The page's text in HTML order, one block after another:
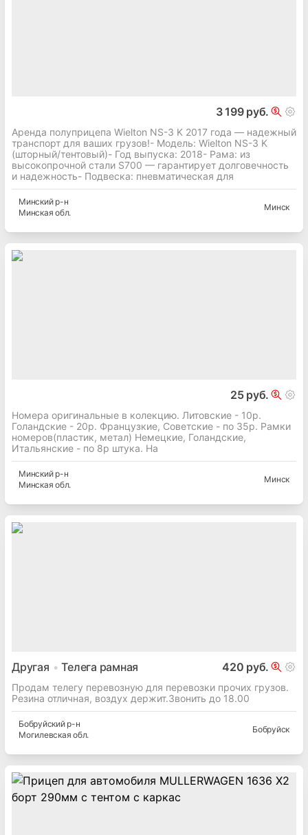
3 199 руб.
Аренда полуприцепа Wielton NS-3 K 2017 года — надежный
транспорт для ваших грузов!- Модель: Wielton NS-3 K
(шторный/тентовый)- Год выпуска: 2018- Рама: из
высокопрочной стали S700 — гарантирует долговечность
и надежность- Подвеска: пневматическая для
Минскийр-н
Минская обл.
Минск
25 руб.
Номера оригинальные в колекцию. Литовские - 10р.
Голандские - 20р. Французкие, Советские - по 35р. Рамки
номеров(пластик, метал) Немецкие, Голандские,
Итальянские - по 8р штука. На
Минскийр-н
Минская обл.
Минск
Другая Телега рамная 420 руб.
Продам телегу перевозную для перевозки прочих грузов.
Резина отличная, воздух держит.Звонить до 18.00
Бобруйскийр-н
Могилевская обл.
Бобруйск